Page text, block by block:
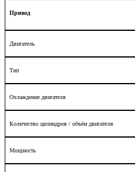
Привод
Двигатель
Тип
Охлаждение двигателя
Количество цилиндров / объём двигателя
Мощность